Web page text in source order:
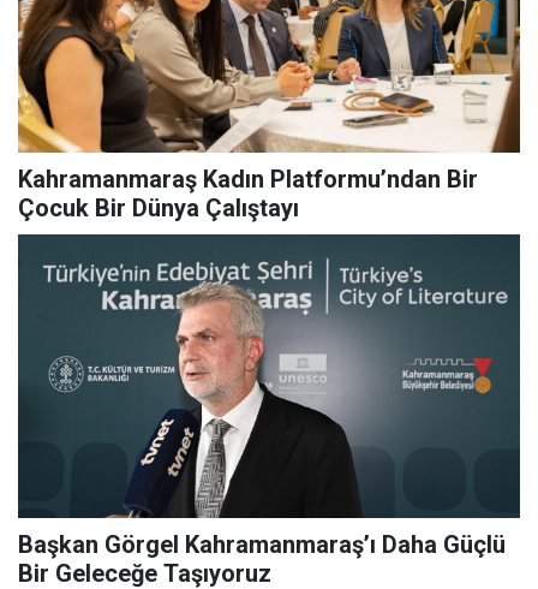
Kahramanmaraş Kadın Platformu’ndan Bir
Çocuk Bir Dünya Çalıştayı
Başkan Görgel Kahramanmaraş’ı Daha Güçlü
Bir Geleceğe Taşıyoruz